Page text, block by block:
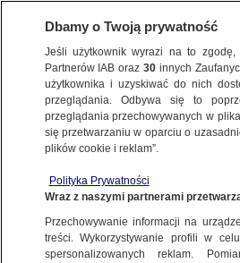
DROGI W POLSCE
"Pozwalamy
drugi raz ich nie
O
nie korzysta
POLSKA
Dbamy o Twoją prywatność
Jeśli użytkownik wyrazi na to
Partnerów IAB oraz30 innych
użytkownika i uzyskiwać do nich
przeglądania. Odbywa się to
przeglądania przechowywanych w
się przetwarzaniu w oparciu o
plików cookie i reklam”.
Polityka Prywatności
Wraz z naszymi partnerami
Przechowywanie informacji na
treści. Wykorzystywanie profili w
spersonalizowanych reklam.